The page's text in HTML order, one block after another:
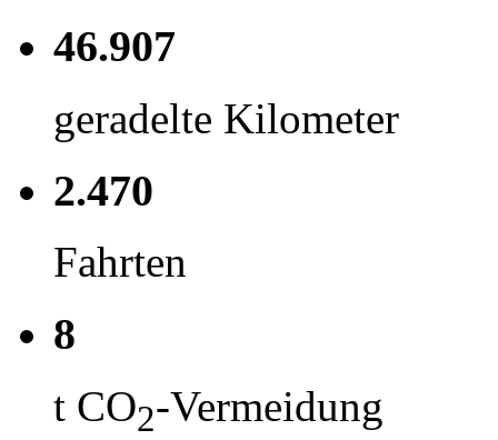
46.907
geradelte Kilometer
2.470
Fahrten
8
t CO2-Vermeidung